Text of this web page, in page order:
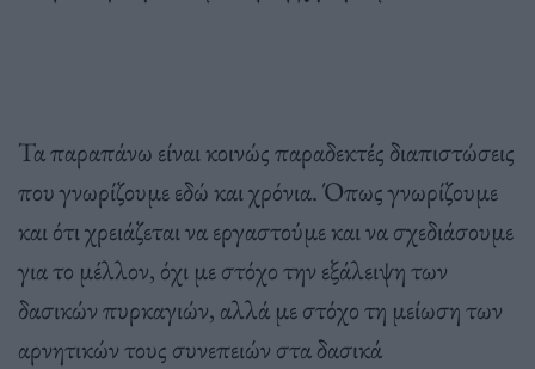
Τα παραπάνω είναι κοινώς παραδεκτές διαπιστώσεις
που γνωρίζουμε εδώ και χρόνια. Όπως γνωρίζουμε
και ότι χρειάζεται να εργαστούμε και να σχεδιάσουμε
για το μέλλον, όχι με στόχο την εξάλειψη των
δασικών πυρκαγιών, αλλά με στόχο τη μείωση των
αρνητικών τους συνεπειών στα δασικά